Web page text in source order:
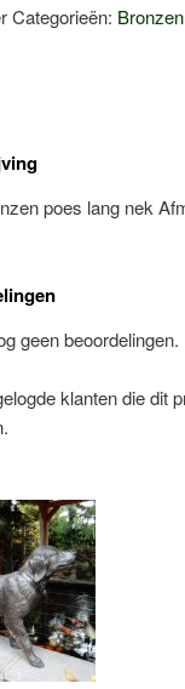
Categorieën:
poes lang nek
geen beoordelingen.
klanten die dit